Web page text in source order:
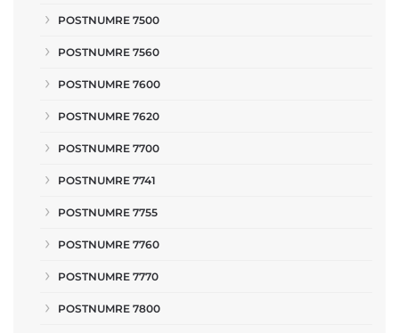
POSTNUMRE 7500
POSTNUMRE 7560
POSTNUMRE 7600
POSTNUMRE 7620
POSTNUMRE 7700
POSTNUMRE 7741
POSTNUMRE 7755
POSTNUMRE 7760
POSTNUMRE 7770
POSTNUMRE 7800